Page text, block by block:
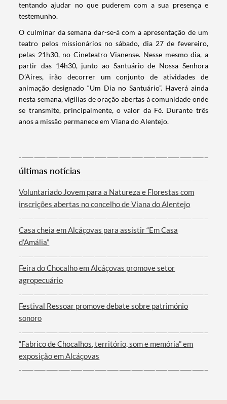
Categorias gerais
Filtros
tentando ajudar no que puderem com a sua presença e
testemunho.
O culminar da semana dar-se-á com a apresentação de um
teatro pelos missionários no sábado, dia 27 de fevereiro,
pelas 21h30, no Cineteatro Vianense. Nesse mesmo dia, a
partir das 14h30, junto ao Santuário de Nossa Senhora
D’Aires, irão decorrer um conjunto de atividades de
animação designado “Um Dia no Santuário”. Haverá ainda
nesta semana, vigílias de oração abertas à comunidade onde
se transmite, principalmente, o valor da Fé. Durante três
anos a missão permanece em Viana do Alentejo.
últimas notícias
Voluntariado Jovem para a Natureza e Florestas com
inscrições abertas no concelho de Viana do Alentejo
Casa cheia em Alcáçovas para assistir “Em Casa
d’Amália”
Feira do Chocalho em Alcáçovas promove setor
agropecuário
Festival Ressoar promove debate sobre património
sonoro
“Fabrico de Chocalhos, território, som e memória” em
exposição em Alcáçovas